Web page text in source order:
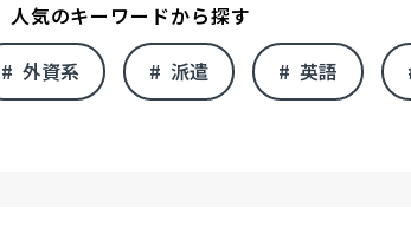
人気のキーワードから探す
外資系
派遣 英語